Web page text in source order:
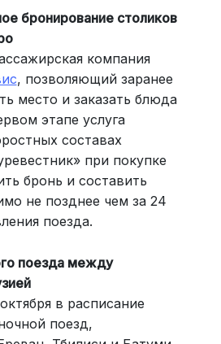
бронирование столиков
компания
, позволяющий заранее
место и заказать блюда
этапе услуга
составах
при покупке
бронь и составить
не позднее чем за 24
поезда.
поезда между
в расписание
поезд,